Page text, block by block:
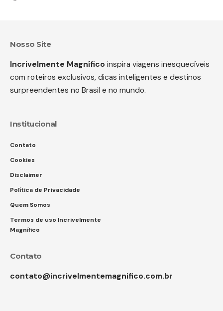
Nosso Site
Incrivelmente Magnífico inspira viagens inesquecíveis
com roteiros exclusivos, dicas inteligentes e destinos
surpreendentes no Brasil e no mundo.
Institucional
Contato
Cookies
Disclaimer
Política de Privacidade
Quem Somos
Termos de uso Incrivelmente
Magnífico
Contato
contato@incrivelmentemagnifico.com.br